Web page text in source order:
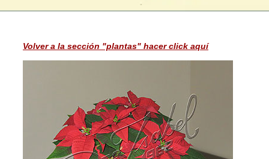
Contacto
Volver a la sección "plantas" hacer click aquí